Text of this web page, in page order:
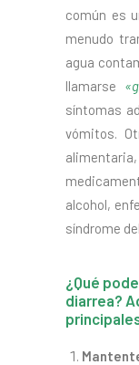
común es
menudo
agua
llamarse
síntomas
vómitos.
alcohol,
síndrome
¿Qué
diarrea?